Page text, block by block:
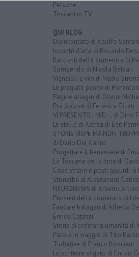
Persone
Toscani in TV
QUI BLOG
Disincantato di Adolfo
Incontri d'arte di Riccardo
Racconti della domenica di
Sorridendo di Nicola Belcari
Vignaioli e vini di Nadio
Le pregiate penne di
Pagine allegre di Gianni
Psico-cose di Federica Giusti
VI PRESENTO I MIEI... di Dino
Le stelle di Astrea di Edit
STORIE VISPE MA NON
di Dario Dal Canto
Progettare il benessere di
La Toscana della birra di
Cose strane e posti assurdi di
Storielba di Alessandro
NEURONEWS di Alberto
Pensieri della domenica di
Fauda e balagan di Alfredo
Enrico Catassi
Storie di ordinaria umanità di
Parole in viaggio di Tito
Turbative di Franco Bonciani
Lo scrittore sfigato di Enrico